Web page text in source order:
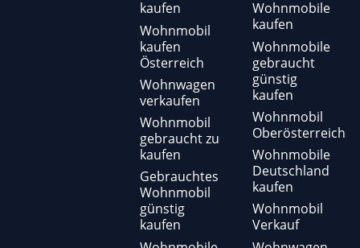
kaufen
Wohnmobil
kaufen
Österreich
Wohnwagen
verkaufen
Wohnmobil
gebraucht zu
kaufen
Gebrauchtes
Wohnmobil
günstig
kaufen
Wohnmobile
kaufen
Wohnmobile
gebraucht
günstig
kaufen
Wohnmobil
Oberösterreich
Wohnmobile
Deutschland
kaufen
Wohnmobil
Verkauf